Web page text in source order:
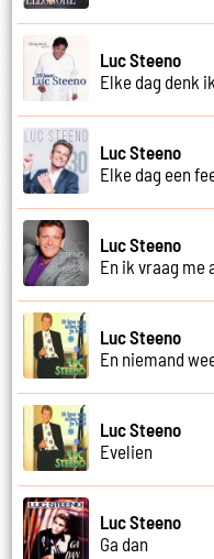
Luc Steeno
Elke dag denk
Luc Steeno
Elke dag een
Luc Steeno
En ik vraag me
Luc Steeno
En niemand
Luc Steeno
Evelien
Luc Steeno
Ga dan